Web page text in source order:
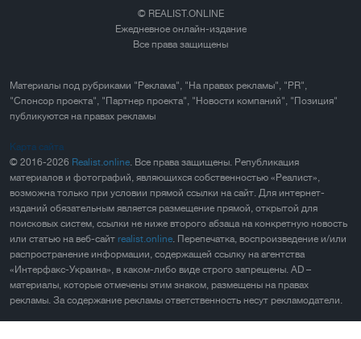
© REALIST.ONLINE
Ежедневное онлайн-издание
Все права защищены
Материалы под рубриками "Реклама", "На правах рекламы", "PR",
"Спонсор проекта", "Партнер проекта", "Новости компаний", "Позиция"
публикуются на правах рекламы
Карта сайта
© 2016-2026 Realist.online. Все права защищены. Републикация
материалов и фотографий, являющихся собственностью «Реалист»,
возможна только при условии прямой ссылки на сайт. Для интернет-
изданий обязательным является размещение прямой, открытой для
поисковых систем, ссылки не ниже второго абзаца на конкретную новость
или статью на веб-сайт realist.online. Перепечатка, воспроизведение и/или
распространение информации, содержащей ссылку на агентства
«Интерфакс-Украина», в каком-либо виде строго запрещены. AD –
материалы, которые отмечены этим знаком, размещены на правах
рекламы. За содержание рекламы ответственность несут рекламодатели.